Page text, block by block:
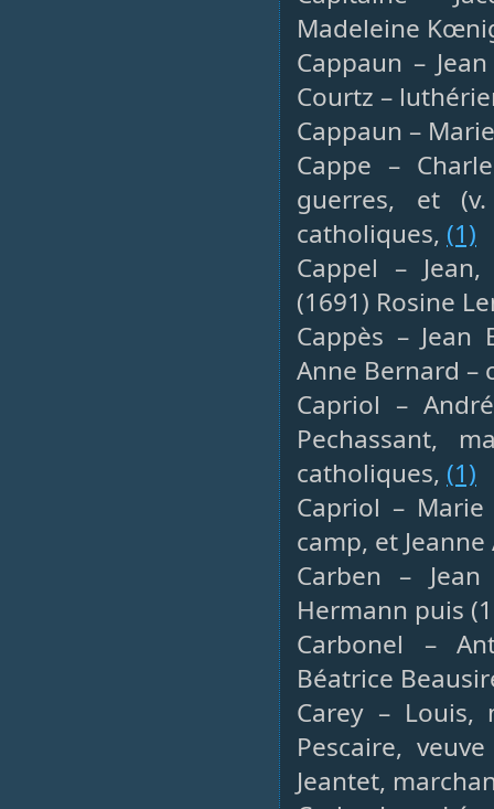
Madeleine
Cappaun –
Courtz –
Cappaun –
Cappe –
guerres, et
catholiques, (1)
Cappel –
(1691) Rosine
Cappès –
Anne Bernard
Capriol –
Pechassant,
catholiques, (1)
Capriol –
camp, et
Carben –
Hermann puis
Carbonel –
Béatrice
Carey – Louis,
Pescaire,
Jeantet,